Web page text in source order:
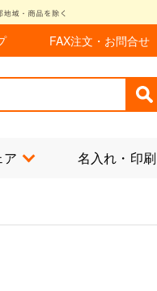
FAX注文・お問合せ
ア 名入れ・印刷